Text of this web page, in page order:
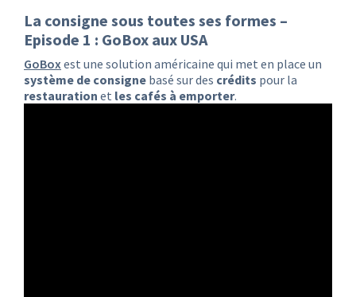
La consigne sous toutes ses formes –
Episode 1 : GoBox aux USA
GoBox est une solution américaine qui met en place un
système de consigne basé sur des crédits pour la
restauration et les cafés à emporter.